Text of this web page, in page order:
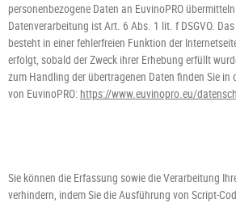
personenbezogene Daten an EuvinoPRO
Datenverarbeitung ist Art. 6 Abs. 1 lit. f DSGVO.
besteht in einer fehlerfreien Funktion der
erfolgt, sobald der Zweck ihrer Erhebung erfüllt
zum Handling der übertragenen Daten finden Sie in
von EuvinoPRO: https://www.euvinopro.eu/
Sie können die Erfassung sowie die Verarbeitung
verhindern, indem Sie die Ausführung von Script-